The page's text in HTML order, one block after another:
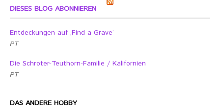
DIESES BLOG ABONNIEREN
Entdeckungen auf ‚Find a Grave‘
PT
Die Schroter-Teuthorn-Familie / Kalifornien
PT
DAS ANDERE HOBBY